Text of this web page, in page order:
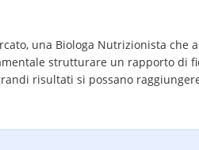
una Biologa Nutrizionista che
strutturare un rapporto di
risultati si possano